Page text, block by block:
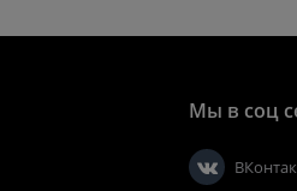
Мы в соц